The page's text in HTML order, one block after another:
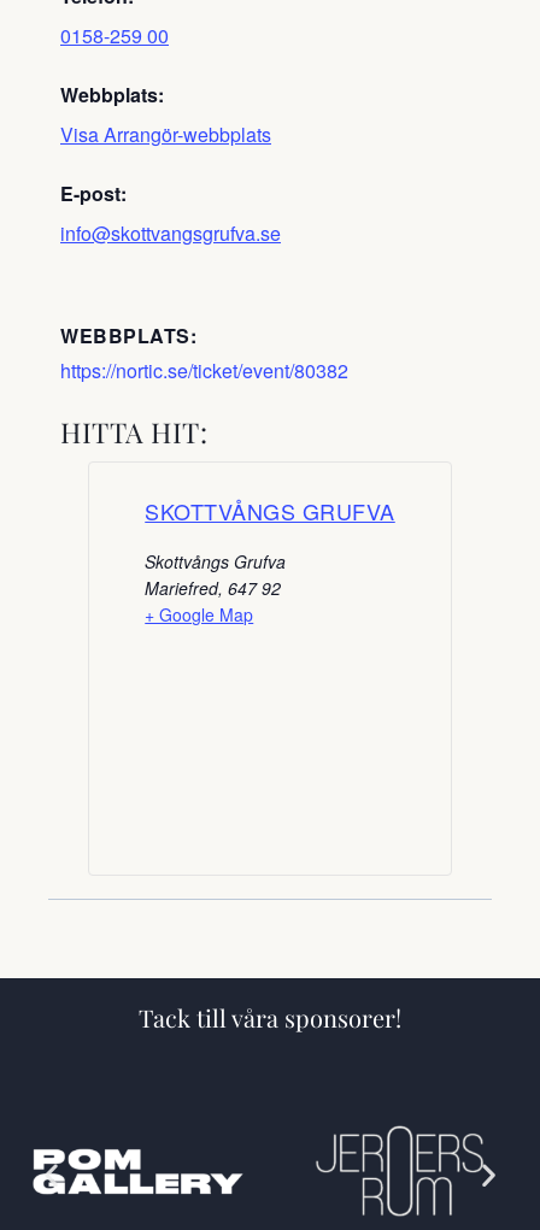
0158-259 00
Webbplats:
Visa Arrangör-webbplats
E-post:
info@skottvangsgrufva.se
WEBBPLATS:
https://nortic.se/ticket/event/80382
HITTA HIT:
SKOTTVÅNGS GRUFVA
Skottvångs Grufva
Mariefred, 647 92
+ Google Map
Tack till våra sponsorer!